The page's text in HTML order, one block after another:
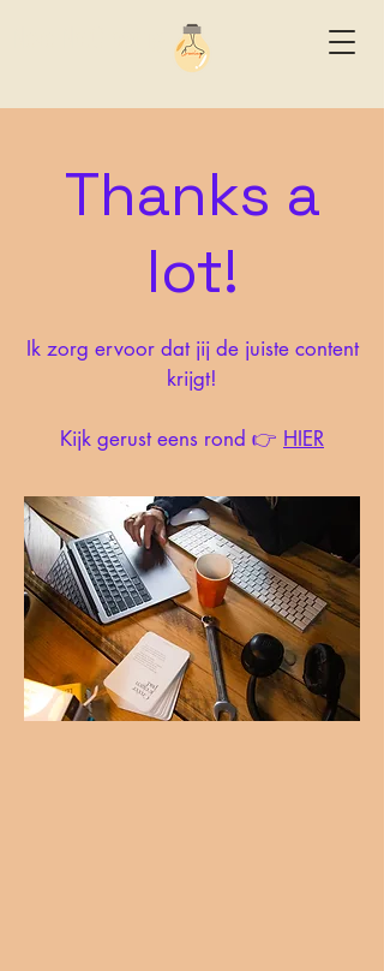
Thanks a
lot!
Ik zorg ervoor dat jij de juiste content
krijgt!
Kijk gerust eens rond 👉 HIER